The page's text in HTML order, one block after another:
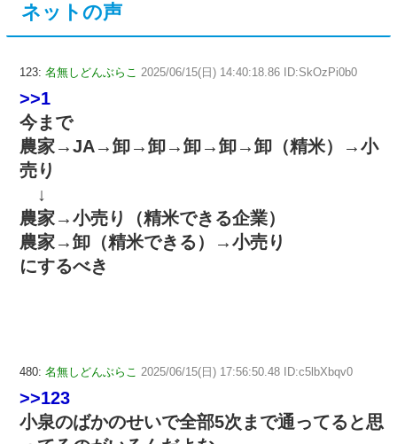
ネットの声
123: 名無しどんぶらこ 2025/06/15(日) 14:40:18.86 ID:SkOzPi0b0
>>1
今まで
農家→JA→卸→卸→卸→卸→卸（精米）→小
売り
↓
農家→小売り（精米できる企業）
農家→卸（精米できる）→小売り
にするべき
480: 名無しどんぶらこ 2025/06/15(日) 17:56:50.48 ID:c5lbXbqv0
>>123
小泉のばかのせいで全部5次まで通ってると思